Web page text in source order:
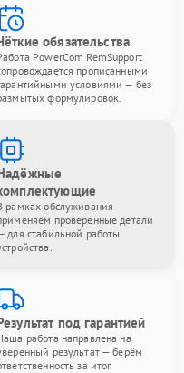
обязательства
PowerCom RemSupport
прописанными
условиями — без
формулировок.
рамках обслуживания
проверенные детали
для стабильной работы
под гарантией
работа направлена на
результат — берём
за итог.